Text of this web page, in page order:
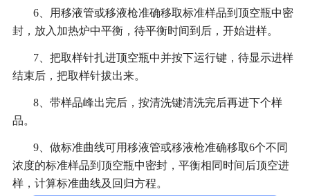
6、用移液管或移液枪准确移取标准样品到顶空瓶中密
封，放入加热炉中平衡，待平衡时间到后，开始进样。
7、把取样针扎进顶空瓶中并按下运行键，待显示进样
结束后，把取样针拔出来。
8、带样品峰出完后，按清洗键清洗完后再进下个样
品。
9、做标准曲线可用移液管或移液枪准确移取6个不同
浓度的标准样品到顶空瓶中密封，平衡相同时间后顶空进
样，计算标准曲线及回归方程。